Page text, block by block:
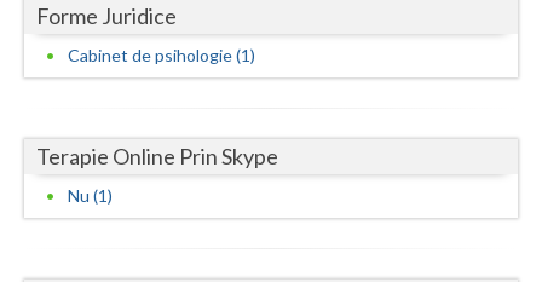
Mehedinti
Mures
Olt
Prahova
Forme Juridice
Cabinet de psihologie (1)
Terapie Online Prin Skype
Nu (1)